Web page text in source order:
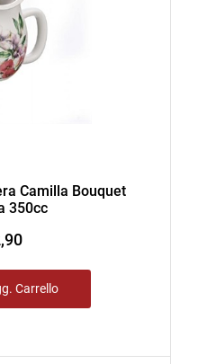
Camilla Bouquet
350cc
Carrello